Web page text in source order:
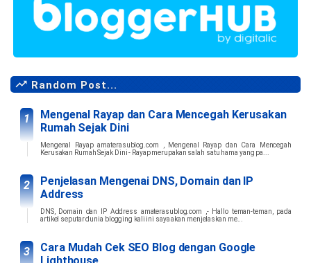
Random Post...
Mengenal Rayap dan Cara Mencegah Kerusakan
Rumah Sejak Dini
Mengenal Rayap amaterasublog.com , Mengenal Rayap dan Cara Mencegah
Kerusakan Rumah Sejak Dini - Rayap merupakan salah satu hama yang pa...
Penjelasan Mengenai DNS, Domain dan IP
Address
DNS, Domain dan IP Address amaterasublog.com ,- Hallo teman-teman, pada
artikel seputar dunia blogging kali ini saya akan menjelaskan me...
Cara Mudah Cek SEO Blog dengan Google
Lighthouse